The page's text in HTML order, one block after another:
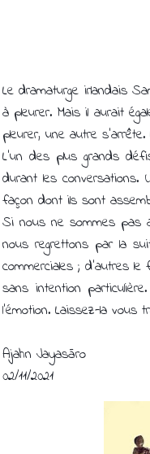
Le dramaturge irlandais
à pleurer. Mais il aurait
pleurer, une autre
L'un des plus grands
durant les
façon dont ils sont
Si nous ne sommes pas
nous regrettons par la
commerciales ; d'autres
sans intention
l'émotion. Laissez-la vous
Ajahn Jayasāro
02/11/2021